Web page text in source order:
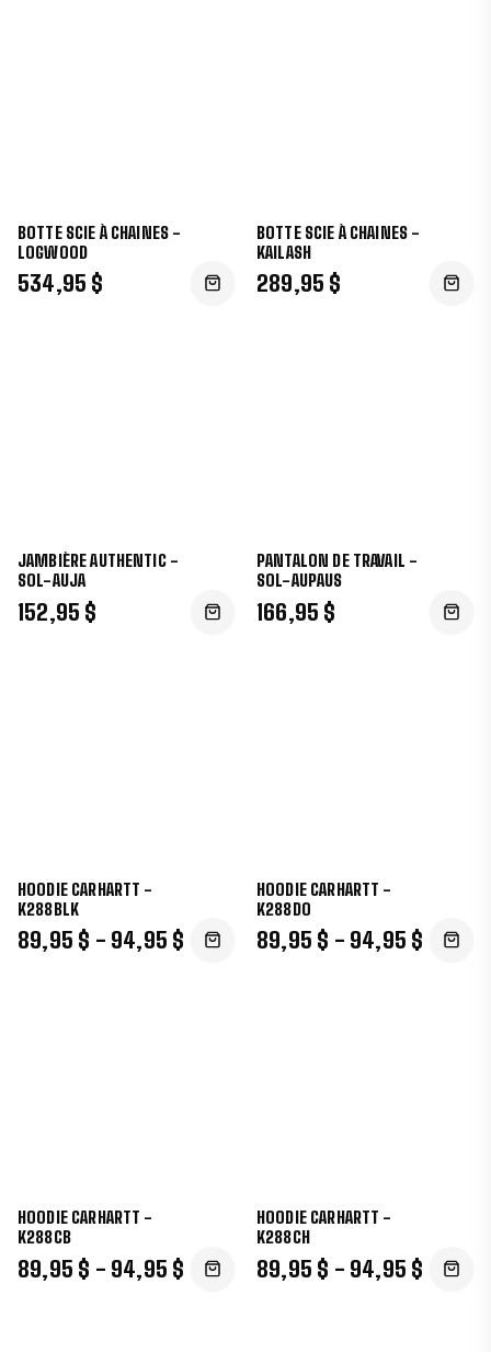
BOTTE SCIE À CHAINES -
LOGWOOD
534,95 $
BOTTE SCIE À CHAINES -
KAILASH
289,95 $
JAMBIÈRE AUTHENTIC -
SOL-AUJA
152,95 $
PANTALON DE TRAVAIL -
SOL-AUPAUS
166,95 $
HOODIE CARHARTT -
K288BLK
89,95 $ - 94,95 $
HOODIE CARHARTT -
K288DO
89,95 $ - 94,95 $
HOODIE CARHARTT -
K288CB
89,95 $ - 94,95 $
HOODIE CARHARTT -
K288CH
89,95 $ - 94,95 $